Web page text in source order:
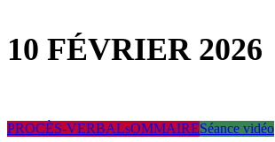
10 FÉVRIER 2026
PROCÈS-VERBALsOMMAIRESéance vidéo